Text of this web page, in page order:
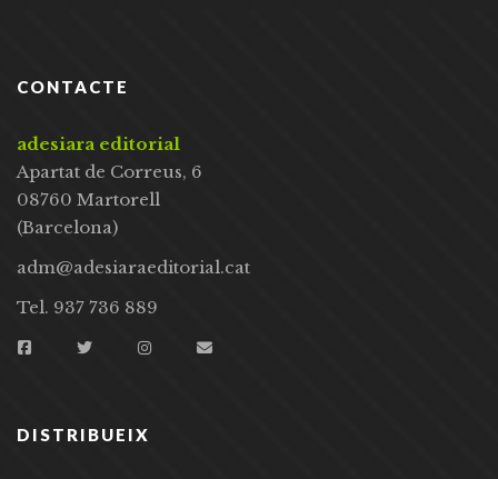
CONTACTE
adesiara editorial
Apartat de Correus, 6
08760 Martorell
(Barcelona)
adm@adesiaraeditorial.cat
Tel. 937 736 889
DISTRIBUEIX